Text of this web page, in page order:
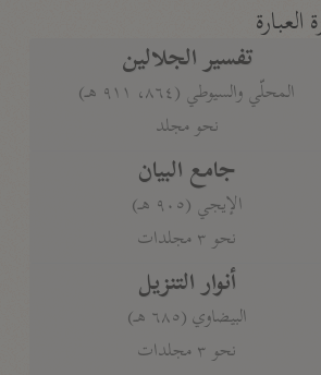
العبارة
تفسير الجلالين
المحلّي والسيوطي (٨٦٤، ٩١١ هـ)
نحو مجلد
جامع البيان
الإيجي (٩٠٥ هـ)
نحو ٣ مجلدات
أنوار التنزيل
البيضاوي (٦٨٥ هـ)
نحو ٣ مجلدات